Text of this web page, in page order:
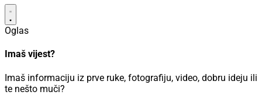
Oglas
Imaš vijest?
Imaš informaciju iz prve ruke, fotografiju, video, dobru ideju ili
te nešto muči?